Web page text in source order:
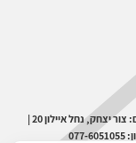
© כל הזכויות שמורות לאיטום בקליק 2018 - 2026 | משרדים: צור יצחק, נחל איילון 20 |